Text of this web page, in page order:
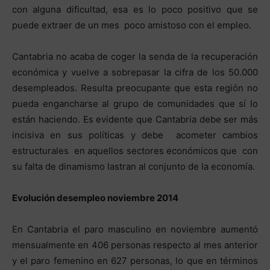
con alguna dificultad, esa es lo poco positivo que se
puede extraer de un mes poco amistoso con el empleo.
Cantabria no acaba de coger la senda de la recuperación
económica y vuelve a sobrepasar la cifra de los 50.000
desempleados. Resulta preocupante que esta región no
pueda engancharse al grupo de comunidades que sí lo
están haciendo. Es evidente que Cantabria debe ser más
incisiva en sus políticas y debe acometer cambios
estructurales en aquellos sectores económicos que con
su falta de dinamismo lastran al conjunto de la economía.
Evolución desempleo noviembre 2014
En Cantabria el paro masculino en noviembre aumentó
mensualmente en 406 personas respecto al mes anterior
y el paro femenino en 627 personas, lo que en términos